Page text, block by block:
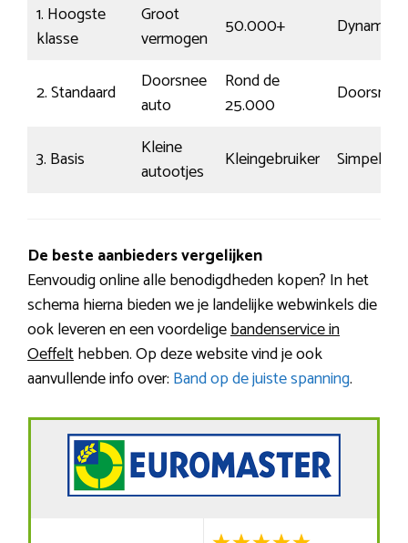
1. Hoogste
klasse
Groot
vermogen
50.000+
2. Standaard
Doorsnee
auto
Rond de
25.000
Doorsnee
3. Basis
Kleine
autootjes
Kleingebruiker Simpel
De beste aanbieders vergelijken
Eenvoudig online alle benodigdheden kopen? In het
schema hierna bieden we je landelijke webwinkels die
ook leveren en een voordeligebandenservice in
Oeffelthebben. Op deze website vind je ook
aanvullende info over: Band op de juiste spanning.